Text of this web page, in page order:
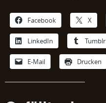
Facebook X
LinkedIn Tumblr
E-Mail Drucken